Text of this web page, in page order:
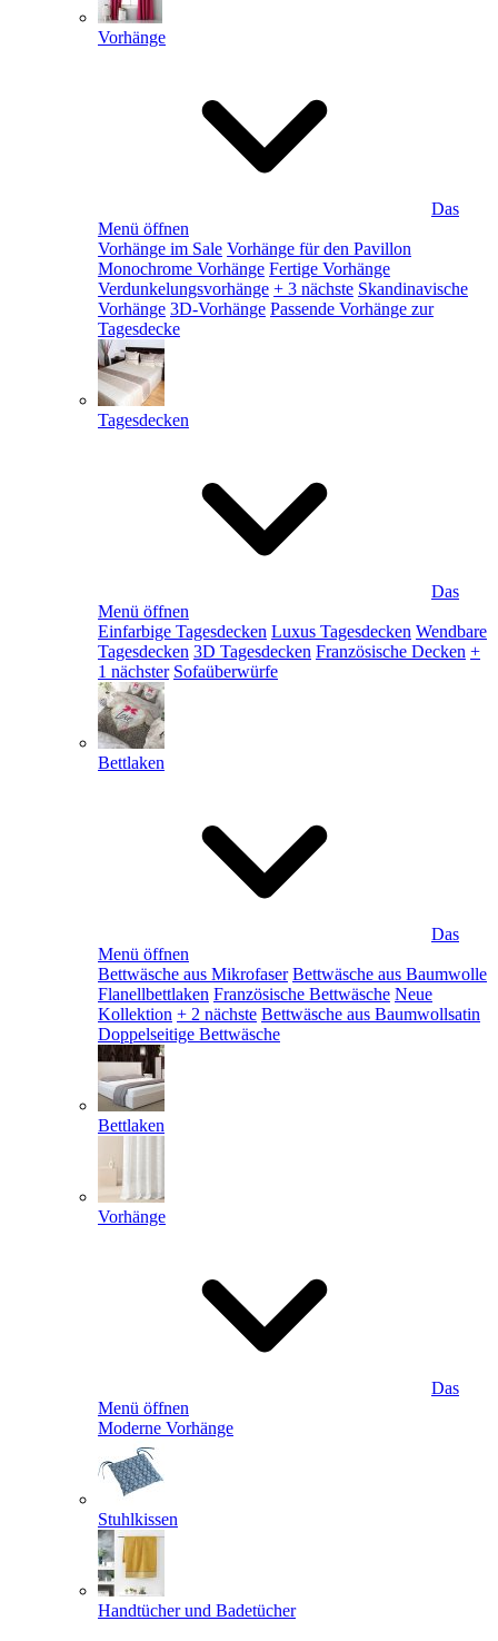
Vorhänge
Das
Menü öffnen
Vorhänge im Sale Vorhänge für den Pavillon
Monochrome Vorhänge Fertige Vorhänge
Verdunkelungsvorhänge + 3 nächste Skandinavische
Vorhänge 3D-Vorhänge Passende Vorhänge zur
Tagesdecke
Tagesdecken
Das
Menü öffnen
Einfarbige Tagesdecken Luxus Tagesdecken Wendbare
Tagesdecken 3D Tagesdecken Französische Decken +
1 nächster Sofaüberwürfe
Bettlaken
Das
Menü öffnen
Bettwäsche aus Mikrofaser Bettwäsche aus Baumwolle
Flanellbettlaken Französische Bettwäsche Neue
Kollektion + 2 nächste Bettwäsche aus Baumwollsatin
Doppelseitige Bettwäsche
Bettlaken
Vorhänge
Das
Menü öffnen
Moderne Vorhänge
Stuhlkissen
Handtücher und Badetücher